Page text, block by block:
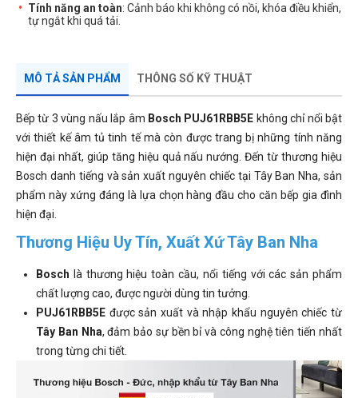
Tính năng an toàn: Cảnh báo khi không có nồi, khóa điều khiển,
tự ngắt khi quá tải.
MÔ TẢ SẢN PHẨM THÔNG SỐ KỸ THUẬT
Bếp từ 3 vùng nấu lắp âm Bosch PUJ61RBB5E không chỉ nổi bật
với thiết kế âm tủ tinh tế mà còn được trang bị những tính năng
hiện đại nhất, giúp tăng hiệu quả nấu nướng. Đến từ thương hiệu
Bosch danh tiếng và sản xuất nguyên chiếc tại Tây Ban Nha, sản
phẩm này xứng đáng là lựa chọn hàng đầu cho căn bếp gia đình
hiện đại.
Thương Hiệu Uy Tín, Xuất Xứ Tây Ban Nha
Bosch là thương hiệu toàn cầu, nổi tiếng với các sản phẩm
chất lượng cao, được người dùng tin tưởng.
PUJ61RBB5E được sản xuất và nhập khẩu nguyên chiếc từ
Tây Ban Nha, đảm bảo sự bền bỉ và công nghệ tiên tiến nhất
trong từng chi tiết.